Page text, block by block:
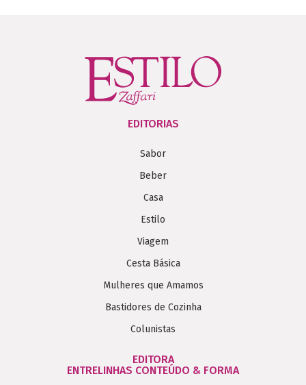
EDITORIAS
Sabor
Beber
Casa
Estilo
Viagem
Cesta Básica
Mulheres que Amamos
Bastidores de Cozinha
Colunistas
EDITORA
ENTRELINHAS CONTEÚDO & FORMA